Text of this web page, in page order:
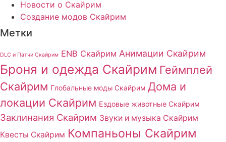
Новости о Скайрим
Создание модов Скайрим
Метки
DLC и Патчи Скайрим ENB Скайрим Анимации Скайрим
Броня и одежда Скайрим Геймплей
Скайрим Глобальные моды Скайрим Дома и
локации Скайрим Ездовые животные Скайрим
Заклинания Скайрим Звуки и музыка Скайрим
Квесты Скайрим Компаньоны Скайрим